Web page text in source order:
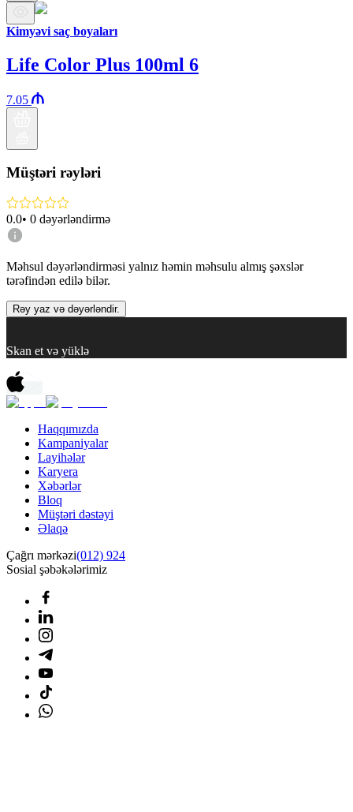
Kimyəvi saç boyaları
Life Color Plus 100ml 6
7.05
Müştəri rəyləri
0.0• 0 dəyərləndirmə
Məhsul dəyərləndirməsi yalnız həmin məhsulu almış şəxslər
tərəfindən edilə bilər.
Rəy yaz və dəyərləndir.
Skan et və yüklə
Haqqımızda
Kampaniyalar
Layihələr
Karyera
Xəbərlər
Bloq
Müştəri dəstəyi
Əlaqə
Çağrı mərkəzi(012) 924
Sosial şəbəkələrimiz